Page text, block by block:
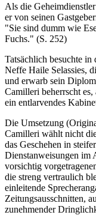
Als die
er von seinen
"Sie sind dumm wie
Fuchs." (S. 252)
Tatsächlich besuchte in
Neffe Haile Selassies,
und erwarb sein
Camilleri beherrscht es,
ein entlarvendes
Die Umsetzung
Camilleri wählt nicht
das Geschehen in
Dienstanweisungen im
vorsichtig
die streng vertraulich
einleitende
Zeitungsausschnitten,
zunehmender